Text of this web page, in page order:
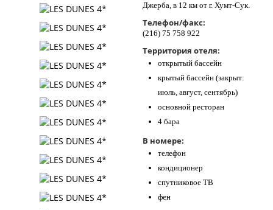
Джерба, в 12 км от г. Хумт-Сук.
Телефон/факс:
(216) 75 758 922
Территория отеля:
открытый бассейн
крытый бассейн (закрыт:
июль, август, сентябрь)
основной ресторан
4 бара
В номере:
телефон
кондиционер
спутниковое ТВ
фен